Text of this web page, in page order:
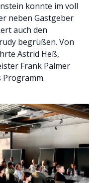
konnte im voll
neben Gastgeber
auch den
begrüßen. Von
Astrid Heß,
Frank Palmer
Programm.